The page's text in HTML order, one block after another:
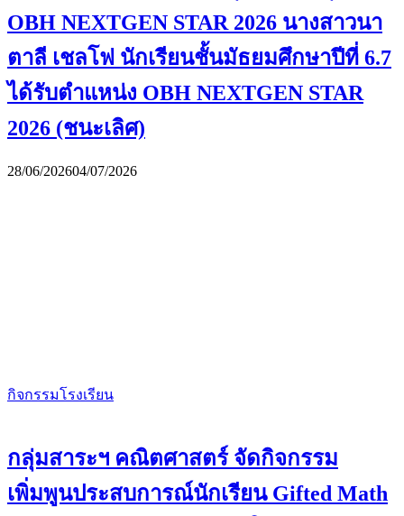
OBH NEXTGEN STAR 2026 นางสาวนา
ตาลี เชลโฟ นักเรียนชั้นมัธยมศึกษาปีที่ 6.7
ได้รับตำแหน่ง OBH NEXTGEN STAR
2026 (ชนะเลิศ)
28/06/202604/07/2026
กิจกรรมโรงเรียน
กลุ่มสาระฯ คณิตศาสตร์ จัดกิจกรรม
เพิ่มพูนประสบการณ์นักเรียน Gifted Math